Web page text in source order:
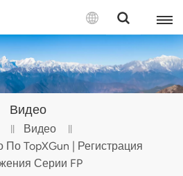
НАМИ
Видео
Видео
TopXGun | Регистрация
Серии FP